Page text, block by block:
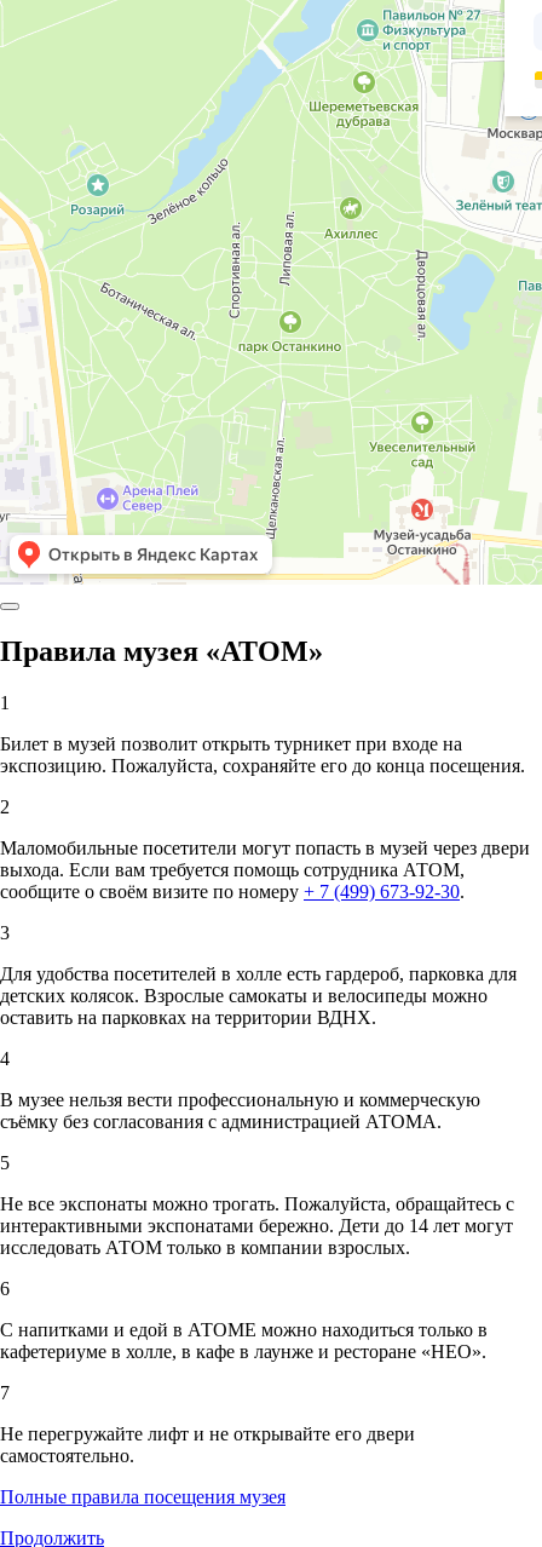
Правила музея «АТОМ»
1
Билет в музей позволит открыть турникет при входе на
экспозицию. Пожалуйста, сохраняйте его до конца посещения.
2
Маломобильные посетители могут попасть в музей через двери
выхода. Если вам требуется помощь сотрудника АТОМ,
сообщите о своём визите по номеру + 7 (499) 673-92-30.
3
Для удобства посетителей в холле есть гардероб, парковка для
детских колясок. Взрослые самокаты и велосипеды можно
оставить на парковках на территории ВДНХ.
4
В музее нельзя вести профессиональную и коммерческую
съёмку без согласования с администрацией АТОМА.
5
Не все экспонаты можно трогать. Пожалуйста, обращайтесь с
интерактивными экспонатами бережно. Дети до 14 лет могут
исследовать АТОМ только в компании взрослых.
6
С напитками и едой в АТОМЕ можно находиться только в
кафетериуме в холле, в кафе в лаунже и ресторане «НЕО».
7
Не перегружайте лифт и не открывайте его двери
самостоятельно.
Полные правила посещения музея
Продолжить